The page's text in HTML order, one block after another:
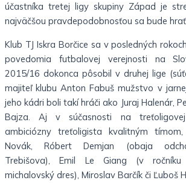
účastníka tretej ligy skupiny Západ je
najväčšou pravdepodobnosťou sa bude
Klub TJ Iskra Borčice sa v posledných
povedomia futbalovej verejnosti na
2015/16 dokonca pôsobil v druhej lige
majiteľ klubu Anton Fabuš mužstvo v
jeho kádri boli takí hráči ako Juraj Halenár,
Bajza. Aj v súčasnosti na
ambiciózny treťoligista kvalitným
Novák, Róbert Demjan (obaja
Trebišova), Emil Le Giang (v
michalovský dres), Miroslav Barčík či Ľuboš